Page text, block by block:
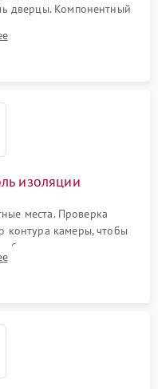
дверцы. Компонентный
контактов и замена
изоляции
места. Проверка
контура камеры, чтобы
и потерю тепла.
корпуса шкафа.